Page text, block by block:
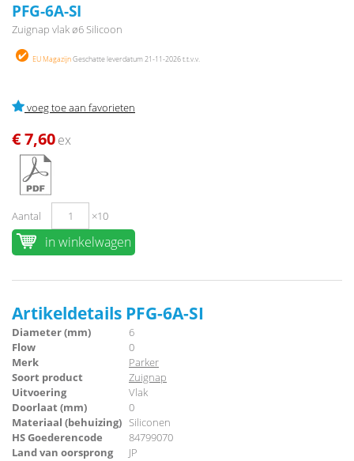
PFG-6A-SI
Zuignap vlak ø6 Silicoon
EU MagazijnGeschatte leverdatum 21-11-2026 t.t.v.v.
voeg toe aan favorieten
€ 7,60ex
Aantal ×10
in winkelwagen
Artikeldetails PFG-6A-SI
Diameter (mm)
6
Flow
0
Merk
Parker
Soort product
Zuignap
Uitvoering
Vlak
Doorlaat (mm)
0
Materiaal (behuizing) Siliconen
HS Goederencode
84799070
Land van oorsprong
JP